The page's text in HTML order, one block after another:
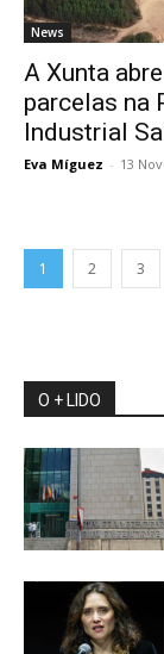
News
A Xunta
parcelas na
Industrial
Eva Míguez - 13
1 2 3
O + LIDO